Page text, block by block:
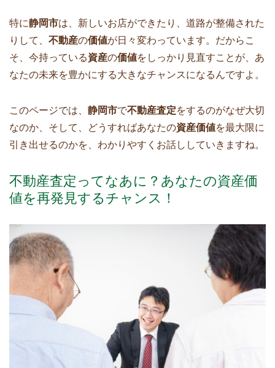
特に静岡市は、新しいお店ができたり、道路が整備された
りして、 不動産の価値が日々変わっています。だからこ
そ、今持っている資産の価値をしっかり見直すことが、あ
なたの未来を豊かにする大きなチャンスになるんですよ。
このページでは、 静岡市で不動産査定をするのがなぜ大切
なのか、そして、どうすればあなたの資産価値を最大限に
引き出せるのかを、わかりやすくお話ししていきますね。
不動産査定ってなあに？あなたの資産価
値を再発見するチャンス！